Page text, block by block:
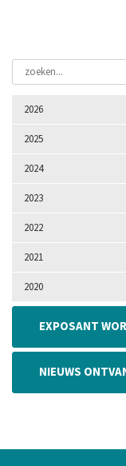
2026
2025
2024
2023
2022
2021
2020
EXPOSANT
NIEUWS